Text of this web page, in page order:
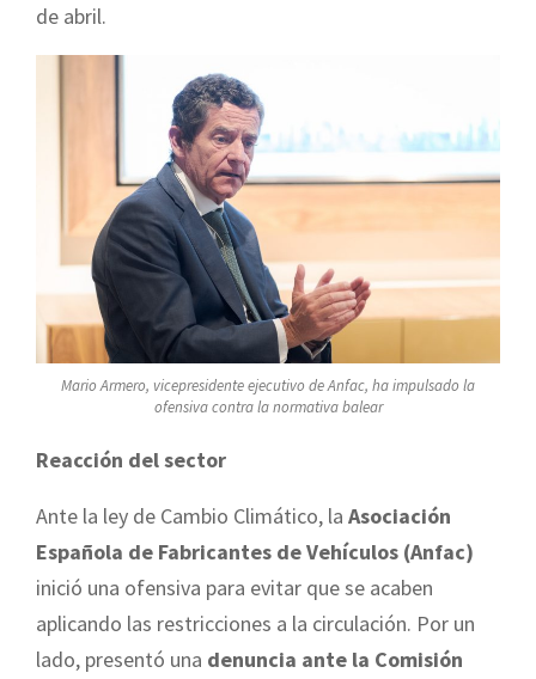
de abril.
Mario Armero, vicepresidente ejecutivo de Anfac, ha impulsado la
ofensiva contra la normativa balear
Reacción del sector
Ante la ley de Cambio Climático, la Asociación
Española de Fabricantes de Vehículos (Anfac)
inició una ofensiva para evitar que se acaben
aplicando las restricciones a la circulación. Por un
lado, presentó una denuncia ante la Comisión